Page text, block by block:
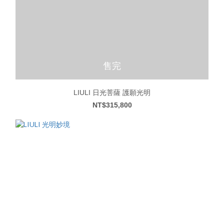
售完
LIULI 日光菩薩 護願光明
NT$315,800